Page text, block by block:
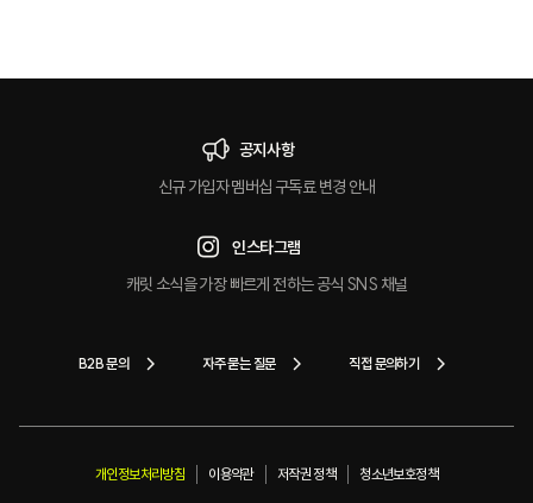
공지사항
신규 가입자 멤버십 구독료 변경 안내
인스타그램
캐릿 소식을 가장 빠르게 전하는 공식 SNS 채널
B2B 문의 자주 묻는 질문 직접 문의하기
개인정보처리방침 이용약관 저작권 정책 청소년보호정책